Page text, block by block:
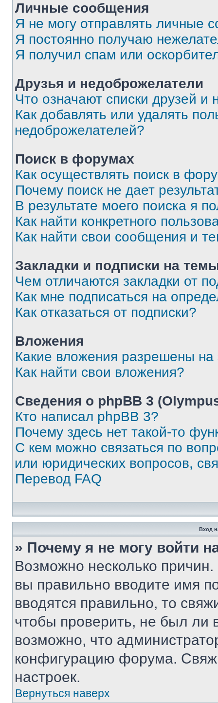
Личные сообщения
Я не могу отправлять личные
Я постоянно получаю
Я получил спам или
Друзья и недоброжелатели
Что означают списки друзей и
Как добавлять или удалять
недоброжелателей?
Поиск в форумах
Как осуществлять поиск в
Почему поиск не дает
В результате моего поиска я
Как найти конкретного
Как найти свои сообщения и
Закладки и подписки на
Чем отличаются закладки от
Как мне подписаться на
Как отказаться от подписки?
Вложения
Какие вложения разрешены
Как найти свои вложения?
Сведения о phpBB 3
Кто написал phpBB 3?
Почему здесь нет такой-то
С кем можно связаться по
или юридических вопросов,
Перевод FAQ
Вход
» Почему я не могу войти
Возможно несколько
вы правильно вводите имя
вводятся правильно, то
чтобы проверить, не был ли
возможно, что
конфигурацию форума.
настроек.
Вернуться наверх